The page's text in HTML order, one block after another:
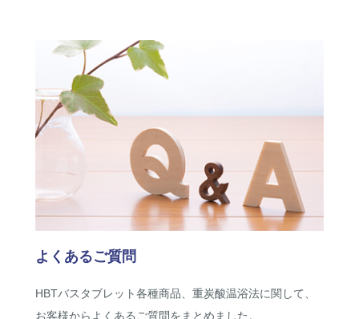
よくあるご質問
HBTバスタブレット各種商品、重炭酸温浴法に関して、
お客様からよくあるご質問をまとめました。